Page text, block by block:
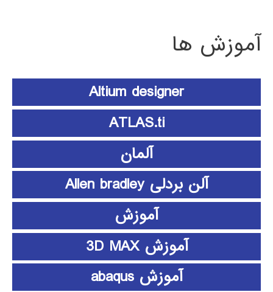
آموزش ها
Altium designer
ATLAS.ti
آلمان
آلن بردلی Allen bradley
آموزش
آموزش 3D MAX
آموزش abaqus